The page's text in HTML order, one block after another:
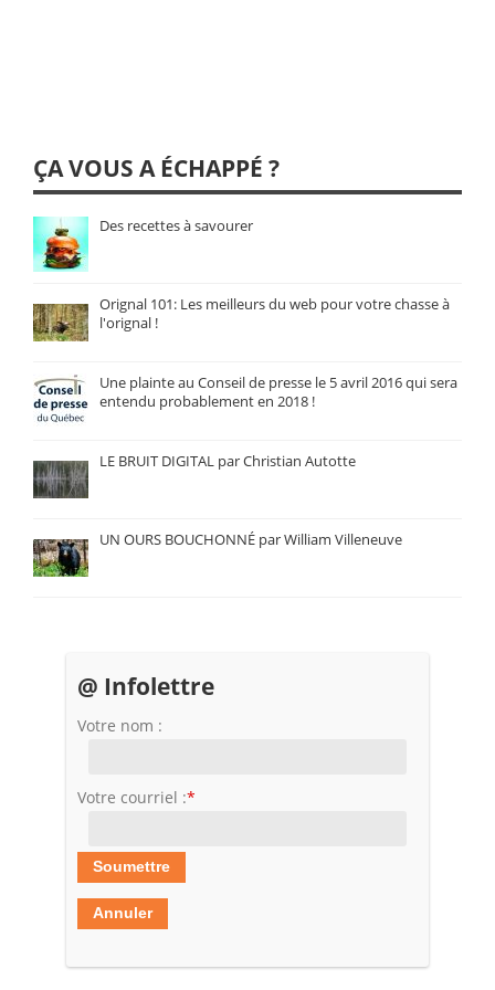
ÇA VOUS A ÉCHAPPÉ ?
Des recettes à savourer
Orignal 101: Les meilleurs du web pour votre chasse à
l'orignal !
Une plainte au Conseil de presse le 5 avril 2016 qui sera
entendu probablement en 2018 !
LE BRUIT DIGITAL par Christian Autotte
UN OURS BOUCHONNÉ par William Villeneuve
@ Infolettre
Votre nom :
Votre courriel :*